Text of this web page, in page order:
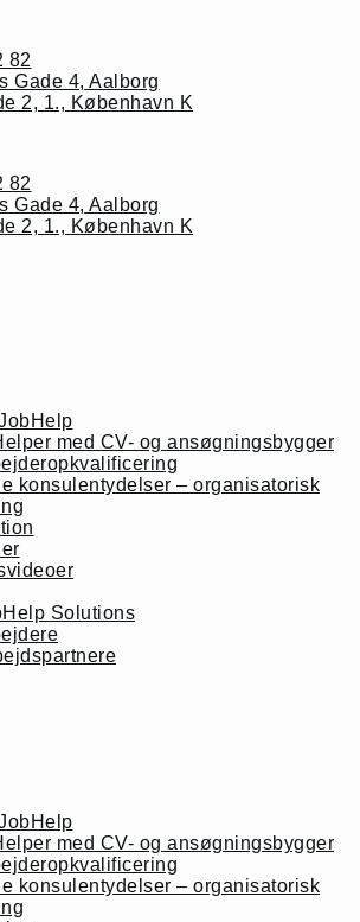
82
Gade 4, Aalborg
2, 1., København K
82
Gade 4, Aalborg
2, 1., København K
med CV- og ansøgningsbygger
konsulentydelser – organisatorisk
Solutions
med CV- og ansøgningsbygger
konsulentydelser – organisatorisk